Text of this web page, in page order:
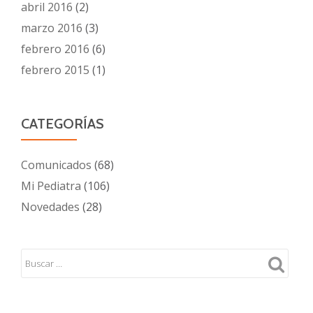
abril 2016 (2)
marzo 2016 (3)
febrero 2016 (6)
febrero 2015 (1)
CATEGORÍAS
Comunicados (68)
Mi Pediatra (106)
Novedades (28)